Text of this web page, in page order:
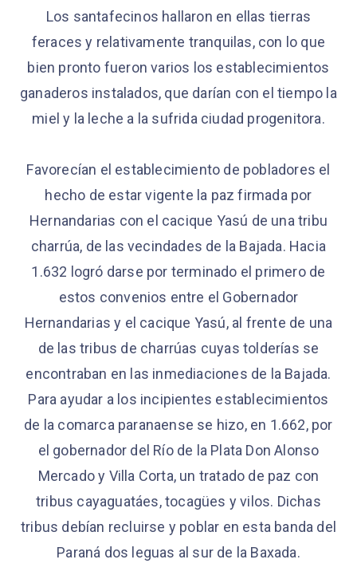
Los santafecinos hallaron en ellas tierras
feraces y relativamente tranquilas, con lo que
bien pronto fueron varios los establecimientos
ganaderos instalados, que darían con el tiempo la
miel y la leche a la sufrida ciudad progenitora.
Favorecían el establecimiento de pobladores el
hecho de estar vigente la paz firmada por
Hernandarias con el cacique Yasú de una tribu
charrúa, de las vecindades de la Bajada. Hacia
1.632 logró darse por terminado el primero de
estos convenios entre el Gobernador
Hernandarias y el cacique Yasú, al frente de una
de las tribus de charrúas cuyas tolderías se
encontraban en las inmediaciones de la Bajada.
Para ayudar a los incipientes establecimientos
de la comarca paranaense se hizo, en 1.662, por
el gobernador del Río de la Plata Don Alonso
Mercado y Villa Corta, un tratado de paz con
tribus cayaguatáes, tocagües y vilos. Dichas
tribus debían recluirse y poblar en esta banda del
Paraná dos leguas al sur de la Baxada.